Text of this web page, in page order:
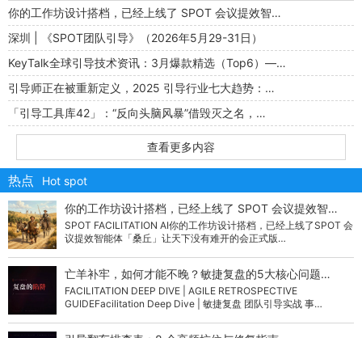
你的工作坊设计搭档，已经上线了 SPOT 会议提效智…
深圳 | 《SPOT团队引导》（2026年5月29-31日）
KeyTalk全球引导技术资讯：3月爆款精选（Top6）—…
引导师正在被重新定义，2025 引导行业七大趋势：…
「引导工具库42」：“反向头脑风暴”借毁灭之名，…
查看更多内容
热点
Hot spot
你的工作坊设计搭档，已经上线了 SPOT 会议提效智…
SPOT FACILITATION AI你的工作坊设计搭档，已经上线了SPOT 会
议提效智能体「桑丘」让天下没有难开的会正式版…
亡羊补牢，如何才能不晚？敏捷复盘的5大核心问题…
FACILITATION DEEP DIVE | AGILE RETROSPECTIVE
GUIDEFacilitation Deep Dive | 敏捷复盘 团队引导实战 事…